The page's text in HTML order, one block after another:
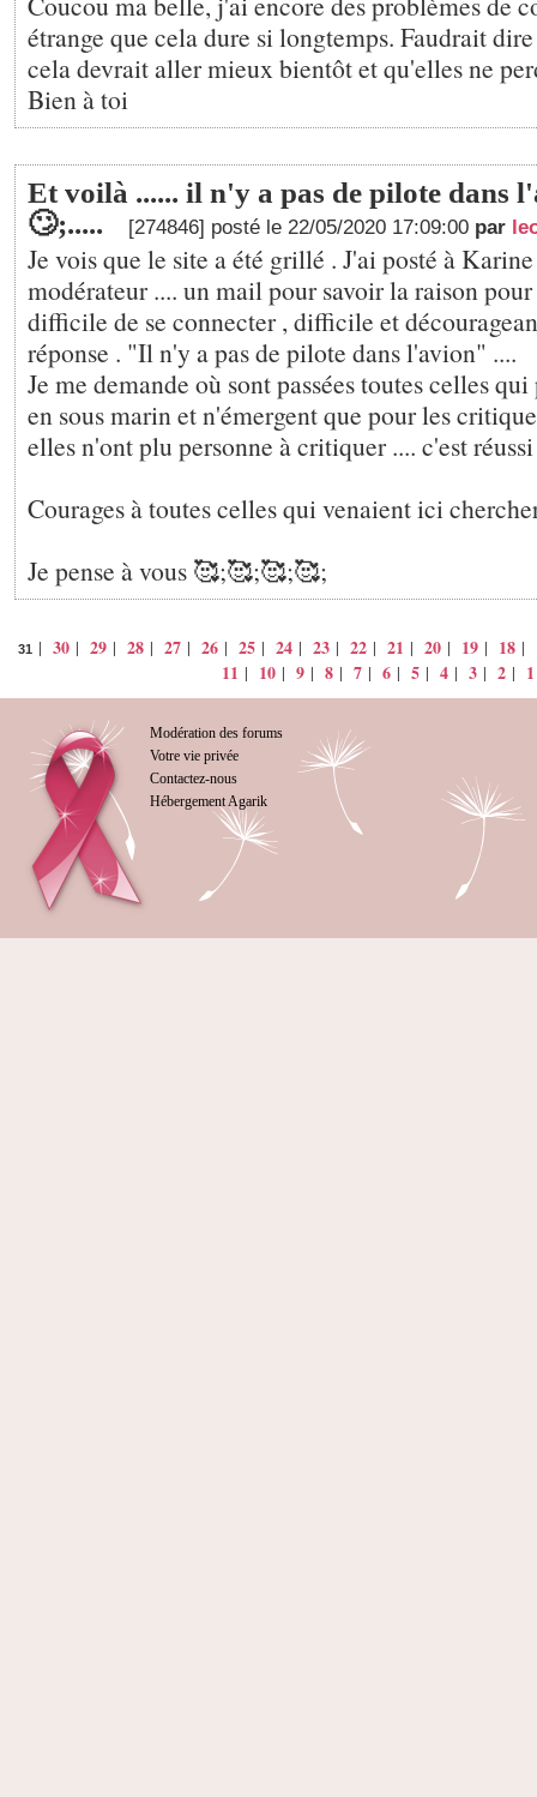
étrange que cela dure si longtemps. Faudrait
cela devrait aller mieux bientôt et qu'elles ne
Bien à toi
Et voilà ...... il n'y a pas de pilote dans
🙄;.....
[274846] posté le 22/05/2020 17:09:00 par
Je vois que le site a été grillé . J'ai posté à
modérateur .... un mail pour savoir la raison
difficile de se connecter , difficile et
réponse . "Il n'y a pas de pilote dans l'avion" ....
Je me demande où sont passées toutes celles
en sous marin et n'émergent que pour les
elles n'ont plu personne à critiquer .... c'est
Courages à toutes celles qui venaient ici
Je pense à vous 🥰;🥰;🥰;🥰;
31 | 30 | 29 | 28 | 27 | 26 | 25 | 24 | 23 | 22 | 21 | 20 | 19 | 18 |
11 | 10 | 9 | 8 | 7 | 6 | 5 | 4 | 3 | 2 | 1
Modération des forums
Votre vie privée
Contactez-nous
Hébergement Agarik